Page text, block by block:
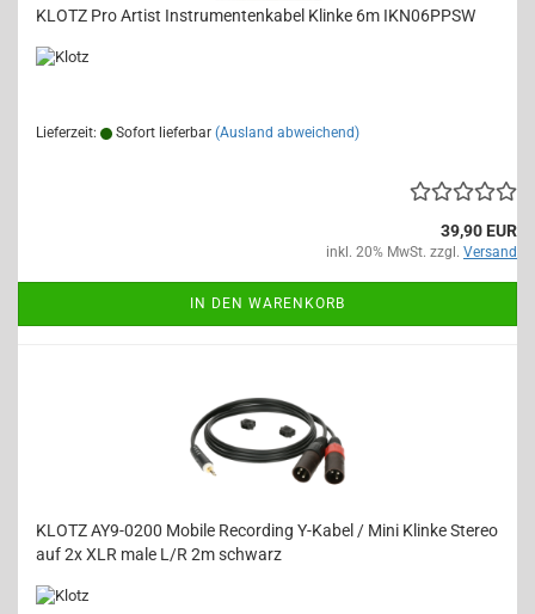
KLOTZ Pro Artist Instrumentenkabel Klinke 6m IKN06PPSW
Lieferzeit: Sofort lieferbar (Ausland abweichend)
39,90 EUR
inkl. 20% MwSt. zzgl. Versand
IN DEN WARENKORB
KLOTZ AY9-0200 Mobile Recording Y-Kabel / Mini Klinke Stereo
auf 2x XLR male L/R 2m schwarz